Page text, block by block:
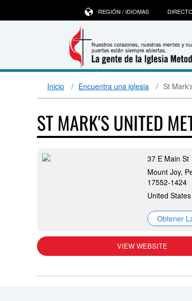
REGIÓN / IDIOMAS
Inicio Encuentra una iglesia St
ST MARK'S UNITED
37 E Main St
Mount Joy,
17552-1424
United States
Obtener
VIEW WEBSITE